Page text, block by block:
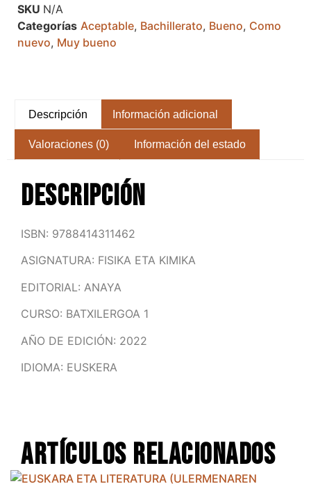
SKU N/A
Categorías Aceptable, Bachillerato, Bueno, Como
nuevo, Muy bueno
Descripción Información adicional
Valoraciones (0) Información del estado
Descripción
ISBN: 9788414311462
ASIGNATURA: FISIKA ETA KIMIKA
EDITORIAL: ANAYA
CURSO: BATXILERGOA 1
AÑO DE EDICIÓN: 2022
IDIOMA: EUSKERA
Artículos relacionados